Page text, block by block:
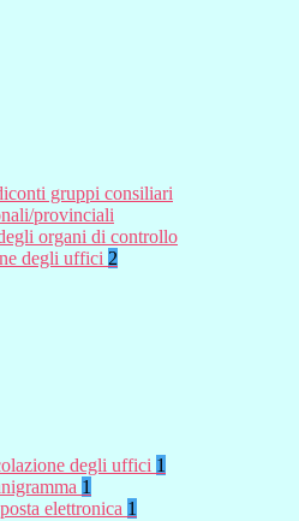
gruppi consiliari
provinciali
organi di controllo
degli uffici 2
degli uffici 1
1
elettronica 1